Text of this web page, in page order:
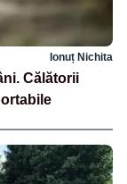
Ionuț Nichita
Călătorii